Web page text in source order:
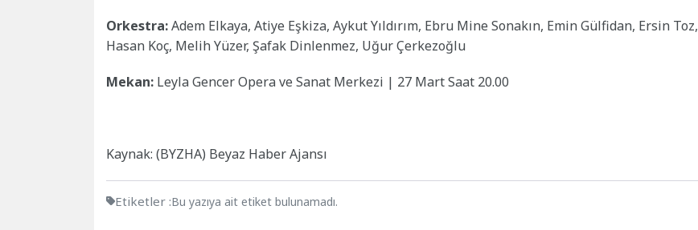
Orkestra:Adem Elkaya, Atiye Eşkiza, Aykut Yıldırım, Ebru Mine Sonakın, Emin Gülfidan, Ersin Toz,
Hasan Koç, Melih Yüzer, Şafak Dinlenmez, Uğur Çerkezoğlu
Mekan: Leyla Gencer Opera ve Sanat Merkezi | 27 Mart Saat 20.00
Kaynak: (BYZHA) Beyaz Haber Ajansı
Etiketler :Bu yazıya ait etiket bulunamadı.